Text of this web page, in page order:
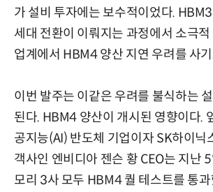
가 설비 투자에는 보수적이었다.
세대 전환이 이뤄지는 과정에서 소극적
업계에서 HBM4 양산 지연 우려를 사
이번 발주는 이같은 우려를 불식하는
된다. HBM4 양산이 개시된 영향이다.
공지능(AI) 반도체 기업이자 SK하이닉
객사인 엔비디아 젠슨 황 CEO는 지난 5
모리 3사 모두 HBM4 퀄 테스트를 통